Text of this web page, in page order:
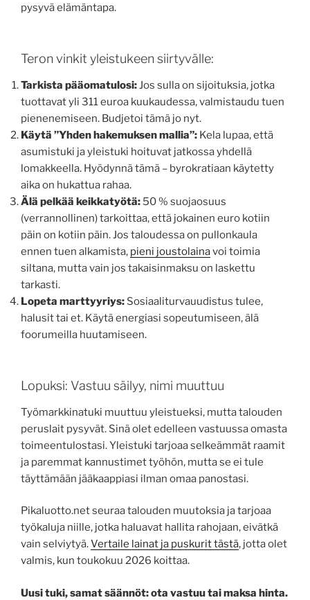
pysyvä elämäntapa.
Teron vinkit yleistukeen siirtyvälle:
Tarkista pääomatulosi:Jos sulla on sijoituksia, jotka
tuottavat yli 311 euroa kuukaudessa, valmistaudu tuen
pienenemiseen. Budjetoi tämä jo nyt.
Käytä ”Yhden hakemuksen mallia”: Kela lupaa, että
asumistuki ja yleistuki hoituvat jatkossa yhdellä
lomakkeella. Hyödynnä tämä – byrokratiaan käytetty
aika on hukattua rahaa.
Älä pelkää keikkatyötä: 50 % suojaosuus
(verrannollinen) tarkoittaa, että jokainen euro kotiin
päin on kotiin päin. Jos taloudessa on pullonkaula
ennen tuen alkamista, pieni joustolainavoi toimia
siltana, mutta vain jos takaisinmaksu on laskettu
tarkasti.
Lopeta marttyyriys: Sosiaaliturvauudistus tulee,
halusit tai et. Käytä energiasi sopeutumiseen, älä
foorumeilla huutamiseen.
Lopuksi: Vastuu säilyy, nimi muuttuu
Työmarkkinatuki muuttuu yleistueksi, mutta talouden
peruslait pysyvät. Sinä olet edelleen vastuussa omasta
toimeentulostasi. Yleistuki tarjoaa selkeämmät raamit
ja paremmat kannustimet työhön, mutta se ei tule
täyttämään jääkaappiasi ilman omaa panostasi.
Pikaluotto.net seuraa talouden muutoksia ja tarjoaa
työkaluja niille, jotka haluavat hallita rahojaan, eivätkä
vain selviytyä.Vertaile lainat ja puskurit tästä, jotta olet
valmis, kun toukokuu 2026 koittaa.
Uusi tuki, samat säännöt: ota vastuu tai maksa hinta.